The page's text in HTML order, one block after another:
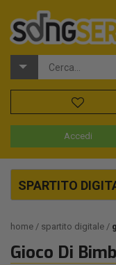
Accedi
SPARTITO
home spartito digitale
Gioco Di